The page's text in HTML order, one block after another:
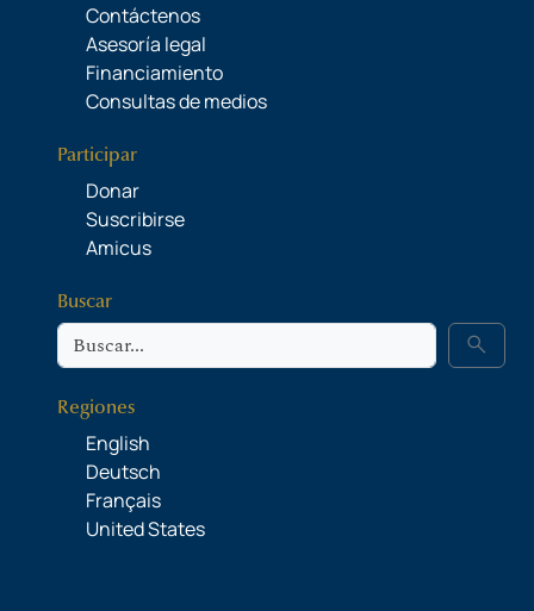
Contáctenos
Asesoría legal
Financiamiento
Consultas de medios
Participar
Donar
Suscribirse
Amicus
Buscar
Buscar search
Regiones
English
Deutsch
Français
United States